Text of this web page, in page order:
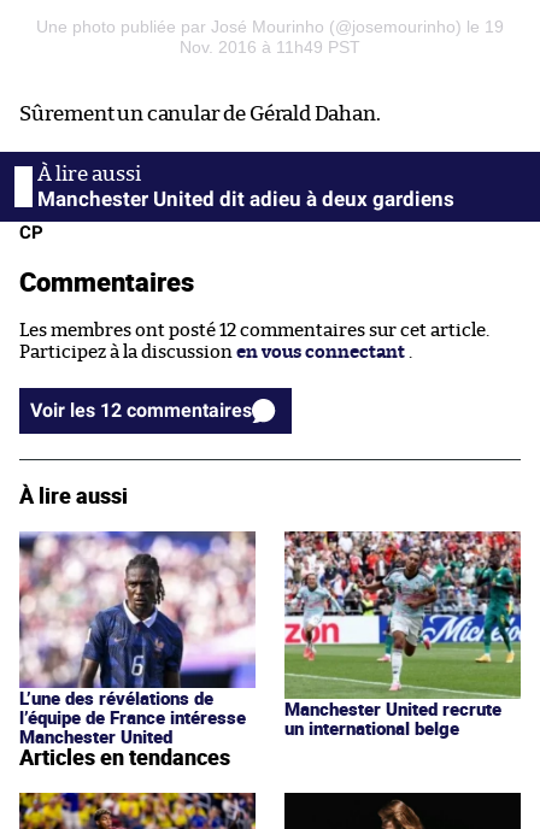
Une photo publiée par José Mourinho (@josemourinho) le 19
Nov. 2016 à 11h49 PST
Sûrement un canular de Gérald Dahan.
Manchester United dit adieu à deux gardiens
CP
Commentaires
Les membres ont posté 12 commentaires sur cet article.
Participez à la discussion en vous connectant .
Voir les 12 commentaires
À lire aussi
L’une des révélations de
l’équipe de France intéresse
Manchester United
Manchester United recrute
un international belge
Articles en tendances